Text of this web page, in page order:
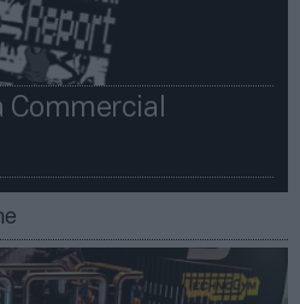
Commercial